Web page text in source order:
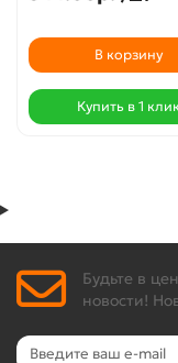
В корзину
Купить в 1
Будьте в
новости!